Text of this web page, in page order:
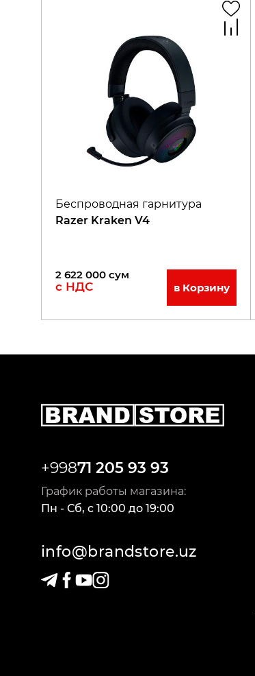
Беспроводная гарнитура
Razer Kraken V4
2 622 000 сум
с НДС в Корзину
+99871 205 93 93
График работы магазина:
Пн - Сб, c 10:00 до 19:00
info@brandstore.uz